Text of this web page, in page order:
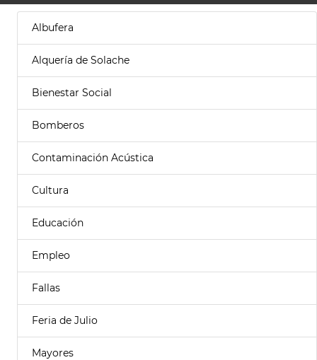
Albufera
Alquería de Solache
Bienestar Social
Bomberos
Contaminación Acústica
Cultura
Educación
Empleo
Fallas
Feria de Julio
Mayores